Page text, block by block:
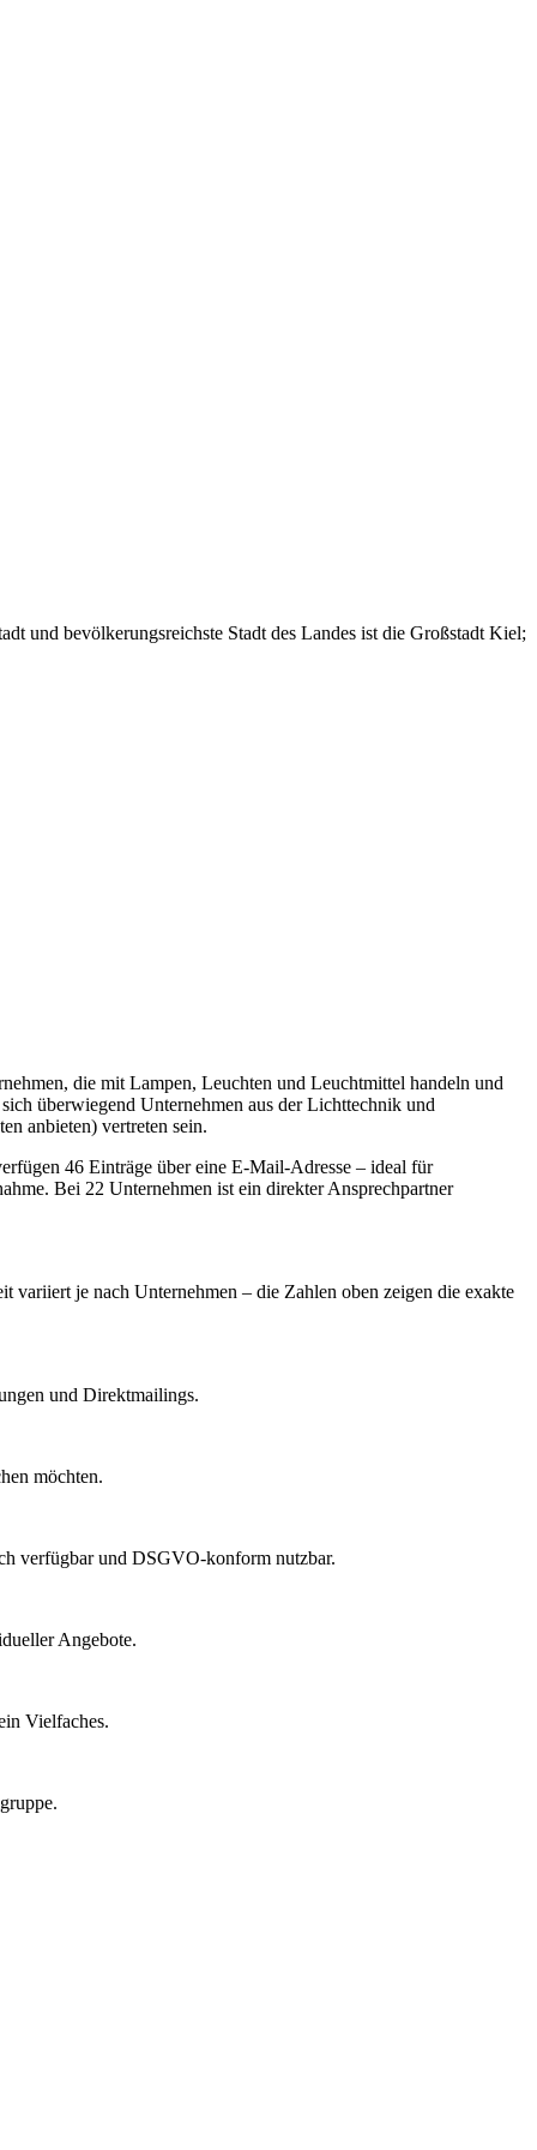
und bevölkerungsreichste Stadt des Landes ist die Großstadt Kiel;
die mit Lampen, Leuchten und Leuchtmittel handeln und
überwiegend Unternehmen aus der Lichttechnik und
anbieten) vertreten sein.
46 Einträge über eine E-Mail-Adresse – ideal für
Bei 22 Unternehmen ist ein direkter Ansprechpartner
variiert je nach Unternehmen – die Zahlen oben zeigen die exakte
und Direktmailings.
möchten.
verfügbar und DSGVO-konform nutzbar.
Angebote.
Vielfaches.